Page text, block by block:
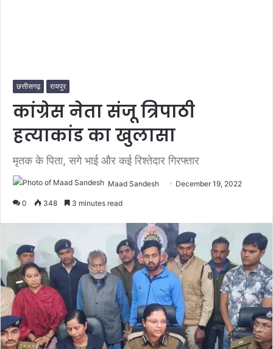
छत्तीसगढ़ रायपुर
कांग्रेस नेता संजू त्रिपाठी
हत्याकांड का खुलासा
मृतक के पिता, सगे भाई और कई रिश्तेदार गिरफ्तार
Maad Sandesh December 19, 2022
0 348 3 minutes read